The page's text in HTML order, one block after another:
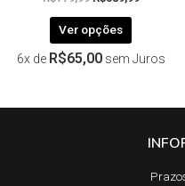
Ver opções
6x de R$65,00 sem Juros